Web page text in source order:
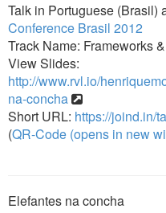
Talk in Portuguese (Brasil)
Conference Brasil 2012
Track Name: Frameworks
View Slides:
http://www.rvl.io/
na-concha
Short URL: https://joind.in/
(QR-Code (opens in new
Elefantes na concha